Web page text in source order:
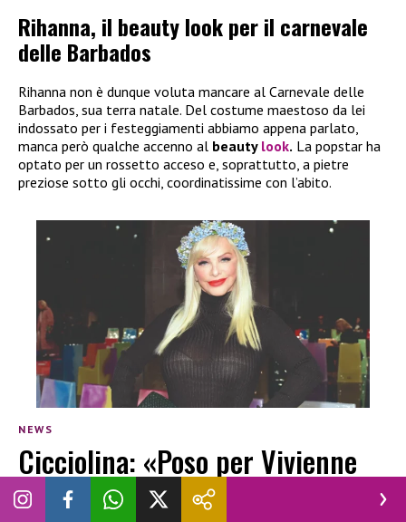
Rihanna, il beauty look per il carnevale
delle Barbados
Rihanna non è dunque voluta mancare al Carnevale delle
Barbados, sua terra natale. Del costume maestoso da lei
indossato per i festeggiamenti abbiamo appena parlato,
manca però qualche accenno al beauty look. La popstar ha
optato per un rossetto acceso e, soprattutto, a pietre
preziose sotto gli occhi, coordinatissime con l’abito.
NEWS
Cicciolina: «Poso per Vivienne
Westwood e sfido il governo